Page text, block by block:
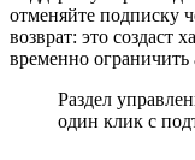
отменяйте подписку
возврат: это создаст
временно ограничить
Раздел
один клик с